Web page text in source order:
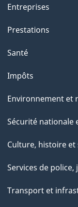
Entreprises
Prestations
Santé
Impôts
Environnement et
Sécurité nationale
Culture, histoire
Services de
Transport et